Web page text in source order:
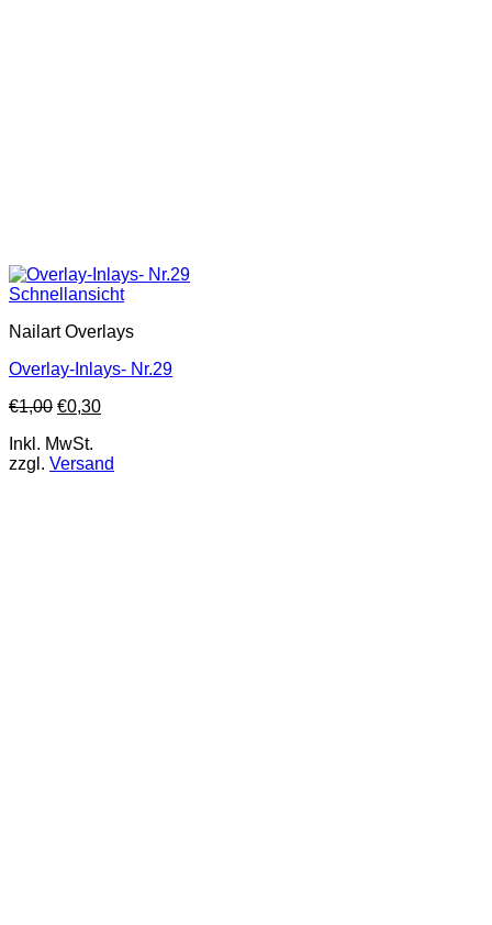
Schnellansicht
Nailart Overlays
Overlay-Inlays- Nr.29
€1,00 €0,30
Inkl. MwSt.
zzgl. Versand